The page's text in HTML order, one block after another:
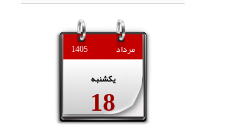
1405
مرداد
يكشنبه
18